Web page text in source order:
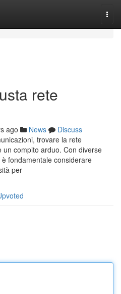
rete
ago News
Discuss
trovare la rete
compito arduo. Con diverse
fondamentale considerare
per